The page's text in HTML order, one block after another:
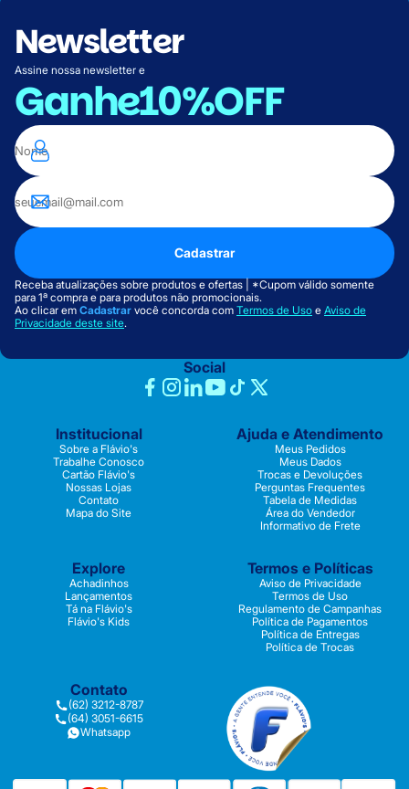
Newsletter
Assine nossa newsletter e
Ganhe10%OFF
Cadastrar
Receba atualizações sobre produtos e ofertas | *Cupom válido somente
para 1ª compra e para produtos não promocionais.
Ao clicar em Cadastrar você concorda com Termos de Uso e Aviso de
Privacidade deste site.
Social
Institucional
Sobre a Flávio's
Trabalhe Conosco
Cartão Flávio's
Nossas Lojas
Contato
Mapa do Site
Ajuda e Atendimento
Meus Pedidos
Meus Dados
Trocas e Devoluções
Perguntas Frequentes
Tabela de Medidas
Área do Vendedor
Informativo de Frete
Explore
Achadinhos
Lançamentos
Tá na Flávio's
Flávio's Kids
Termos e Políticas
Aviso de Privacidade
Termos de Uso
Regulamento de Campanhas
Política de Pagamentos
Política de Entregas
Política de Trocas
Contato
(62) 3212-8787
(64) 3051-6615
Whatsapp